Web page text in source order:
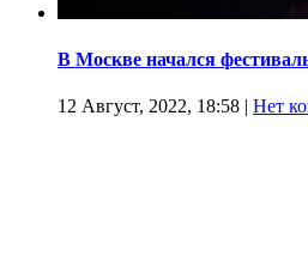
В Москве начался
12 Август, 2022, 18:58 | Нет